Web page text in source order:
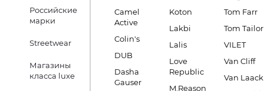
Российские
марки
Streetwear
Магазины
класса luxe
Camel
Active
Colin's
DUB
Dasha
Gauser
Koton
Lakbi
Lalis
Love
Republic
M.Reason
Tom Farr
Tom Tailor
VILET
Van Cliff
Van Laack